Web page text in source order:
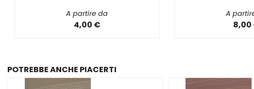
A partire da
4,00 €
A
8,00
POTREBBE ANCHE PIACERTI